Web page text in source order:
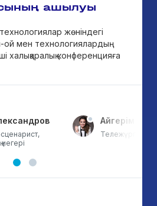
ашылуы
жөніндегі
ой мен технологиялардың
халықаралық конференцияға
Айгерім
Тележүргізуші,